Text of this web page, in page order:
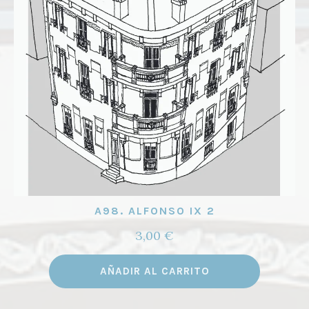
elegir
en
la
página
A98. ALFONSO IX 2
3,00 €
AÑADIR AL CARRITO